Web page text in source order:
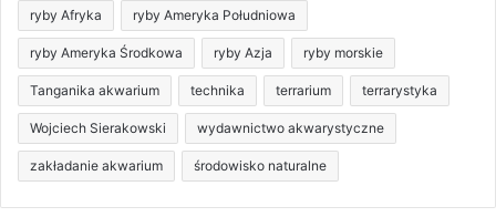
ryby Afryka ryby Ameryka Południowa
ryby Ameryka Środkowa ryby Azja ryby morskie
Tanganika akwarium technika terrarium terrarystyka
Wojciech Sierakowski wydawnictwo akwarystyczne
zakładanie akwarium środowisko naturalne